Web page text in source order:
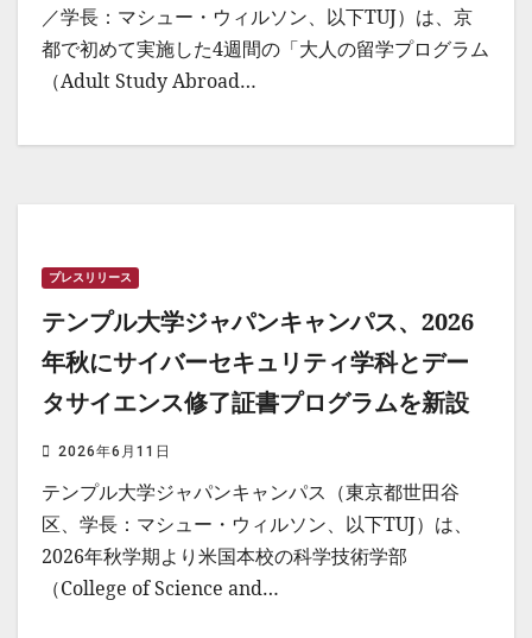
／学長：マシュー・ウィルソン、以下TUJ）は、京
都で初めて実施した4週間の「大人の留学プログラム
（Adult Study Abroad…
プレスリリース
テンプル大学ジャパンキャンパス、2026
年秋にサイバーセキュリティ学科とデー
タサイエンス修了証書プログラムを新設
2026年6月11日
テンプル大学ジャパンキャンパス（東京都世田谷
区、学長：マシュー・ウィルソン、以下TUJ）は、
2026年秋学期より米国本校の科学技術学部
（College of Science and…